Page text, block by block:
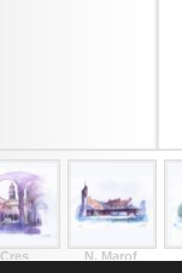
Cres N. Marof